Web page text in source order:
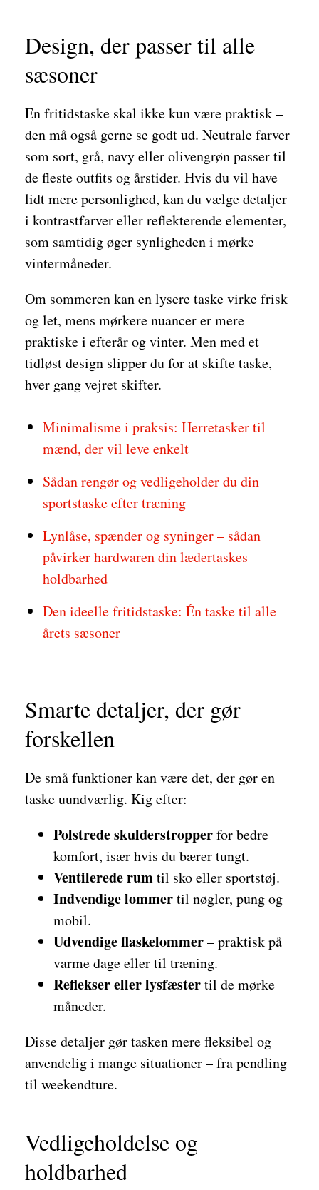
Design, der passer til alle
sæsoner
En fritidstaske skal ikke kun være praktisk –
den må også gerne se godt ud. Neutrale farver
som sort, grå, navy eller olivengrøn passer til
de fleste outfits og årstider. Hvis du vil have
lidt mere personlighed, kan du vælge detaljer
i kontrastfarver eller reflekterende elementer,
som samtidig øger synligheden i mørke
vintermåneder.
Om sommeren kan en lysere taske virke frisk
og let, mens mørkere nuancer er mere
praktiske i efterår og vinter. Men med et
tidløst design slipper du for at skifte taske,
hver gang vejret skifter.
Minimalisme i praksis: Herretasker til
mænd, der vil leve enkelt
Sådan rengør og vedligeholder du din
sportstaske efter træning
Lynlåse, spænder og syninger – sådan
påvirker hardwaren din lædertaskes
holdbarhed
Den ideelle fritidstaske: Én taske til alle
årets sæsoner
Smarte detaljer, der gør
forskellen
De små funktioner kan være det, der gør en
taske uundværlig. Kig efter:
Polstrede skulderstropperfor bedre
komfort, især hvis du bærer tungt.
Ventilerede rumtil sko eller sportstøj.
Indvendige lommertil nøgler, pung og
mobil.
Udvendige flaskelommer– praktisk på
varme dage eller til træning.
Reflekser eller lysfæstertil de mørke
måneder.
Disse detaljer gør tasken mere fleksibel og
anvendelig i mange situationer – fra pendling
til weekendture.
Vedligeholdelse og
holdbarhed